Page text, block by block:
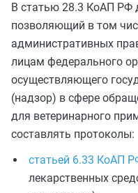
В статью 28.3 КоАП РФ
позволяющий в том
административных
лицам федерального
осуществляющего
(надзор) в сфере
для ветеринарного
составлять протоколы:
статьей 6.33 КоАП
лекарственных